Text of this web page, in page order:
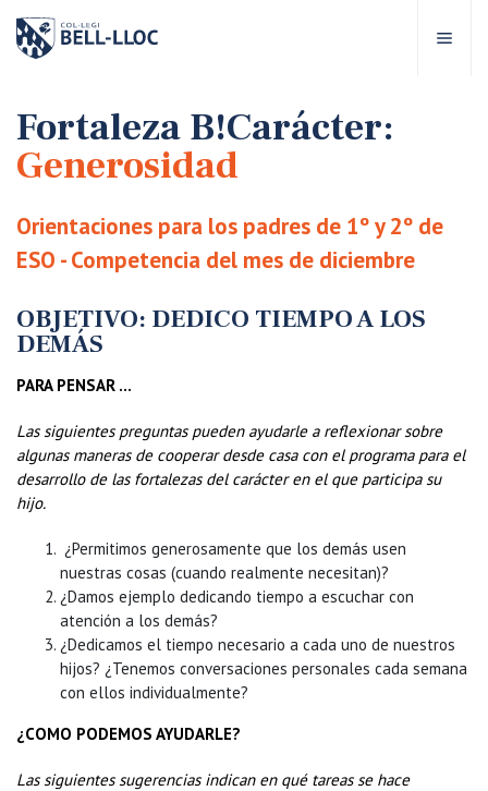
Bell-lloc
Educativo
educativas
Escolares
Bell-lloc
Fortaleza B!Carácter:
Generosidad
Orientaciones para los padres de 1º y 2º de
ESO - Competencia del mes de diciembre
OBJETIVO: DEDICO TIEMPO A LOS
DEMÁS
PARA PENSAR …
Las siguientes preguntas pueden ayudarle a reflexionar sobre
algunas maneras de cooperar desde casa con el programa para el
desarrollo de las fortalezas del carácter en el que participa su
hijo.
¿Permitimos generosamente que los demás usen
nuestras cosas (cuando realmente necesitan)?
¿Damos ejemplo dedicando tiempo a escuchar con
atención a los demás?
¿Dedicamos el tiempo necesario a cada uno de nuestros
hijos? ¿Tenemos conversaciones personales cada semana
con ellos individualmente?
¿COMO PODEMOS AYUDARLE?
Las siguientes sugerencias indican en qué tareas se hace